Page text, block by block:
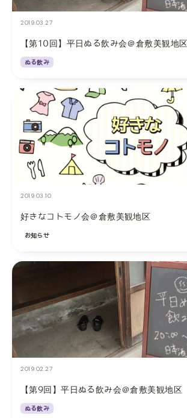
2019.03.27
【第10回】平日ぬる飲み会＠倉敷美観地区
ぬる飲み
2019.03.10
好きなコトモノ会＠倉敷美観地区
お知らせ
2019.02.27
【第9回】平日ぬる飲み会＠倉敷美観地区
ぬる飲み